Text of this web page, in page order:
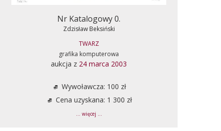
Nr Katalogowy 0.
Zdzisław Beksiński
TWARZ
grafika komputerowa
aukcja z 24 marca 2003
Wywoławcza: 100 zł
Cena uzyskana: 1 300 zł
... więcej ...